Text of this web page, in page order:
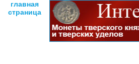
главная
страница